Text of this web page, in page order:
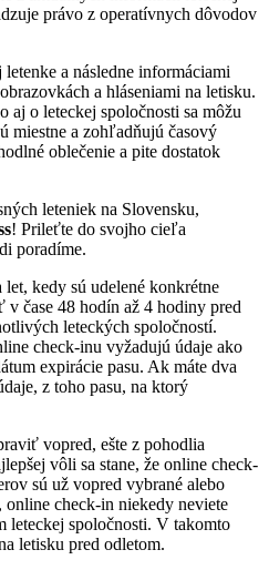
právo z operatívnych dôvodov
a následne informáciami
a hláseniami na letisku.
aj o leteckej spoločnosti sa môžu
miestne a zohľadňujú časový
oblečenie a pite dostatok
leteniek na Slovensku,
! Prileťte do svojho cieľa
poradíme.
let, kedy sú udelené konkrétne
čase 48 hodín až 4 hodiny pred
leteckých spoločností.
check-inu vyžadujú údaje ako
expirácie pasu. Ak máte dva
z toho pasu, na ktorý
vopred, ešte z pohodlia
vôli sa stane, že online check-
sú už vopred vybrané alebo
check-in niekedy neviete
spoločnosti. V takomto
letisku pred odletom.